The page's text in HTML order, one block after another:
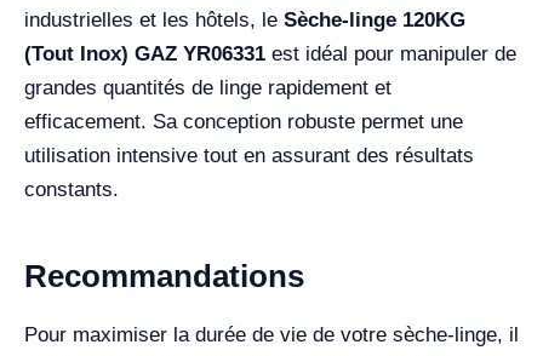
industrielles et les hôtels, le Sèche-linge 120KG
(Tout Inox) GAZ YR06331 est idéal pour manipuler de
grandes quantités de linge rapidement et
efficacement. Sa conception robuste permet une
utilisation intensive tout en assurant des résultats
constants.
Recommandations
Pour maximiser la durée de vie de votre sèche-linge, il